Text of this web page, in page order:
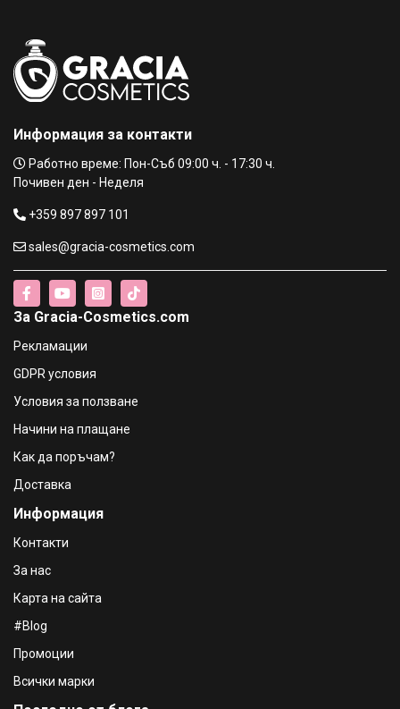
Vichy Dercos ВИШИ ДЕРКОС шампоан против пърхот
за чувствителен скалп, 200ml
KAYPRO BOTU-CURE SHAMPOO БОТОКС ШАМПОАН С
ПЕПТИДИ ЗА СИЛНО УВРЕДЕНА КОСА
InimitableStyle IlluminatingShampoo-Шампоан за повече
блясък PH 5.5 , 250ml
€14.27 / 27.91 лв.
€15.29 / 29.90 лв.
Mi Amante Ella Renew Миаманте Кератинов Шампоан за
€19.69 / 38.51 лв.
Mi Amante Ella Volume Миаманте Шампоан за обем без
€18.67 / 36.52 лв.
еделвайс Против косопад и оредяваща коса 400ml
€18.90 / 36.97 лв.
Информация за контакти
Работно време: Пон-Съб 09:00 ч. - 17:30 ч.
Почивен ден - Неделя
+359 897 897 101
sales@gracia-cosmetics.com
За Gracia-Cosmetics.com
Рекламации
GDPR условия
Условия за ползване
Начини на плащане
Как да поръчам?
Доставка
Информация
Контакти
За нас
Карта на сайта
#Blog
Промоции
Всички марки